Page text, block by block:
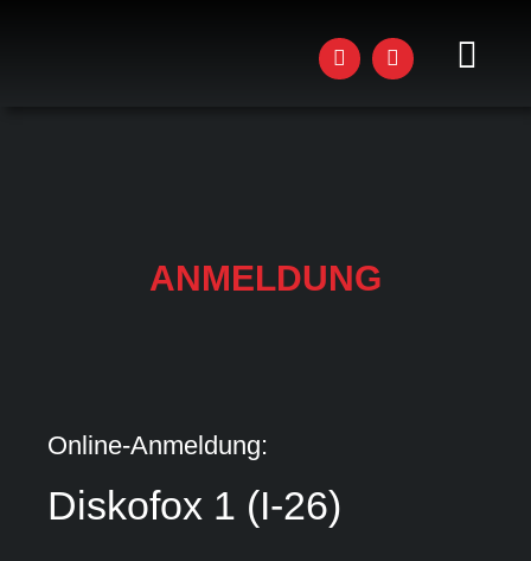
ANMELDUNG
Email *
Online-Anmeldung:
Diskofox 1 (I-26)